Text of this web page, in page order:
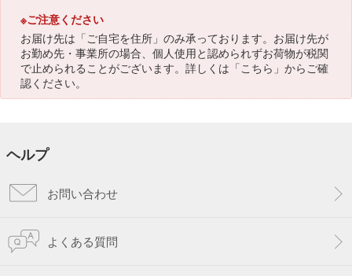
※ご注意ください
お届け先は「ご自宅を住所」のみ承っております。お届け先が
お勤め先・事業所の場合、個人使用と認められずお荷物が税関
で止められることがございます。詳しくは「こちら 」からご確
認ください。
ヘルプ
お問い合わせ
よくある質問